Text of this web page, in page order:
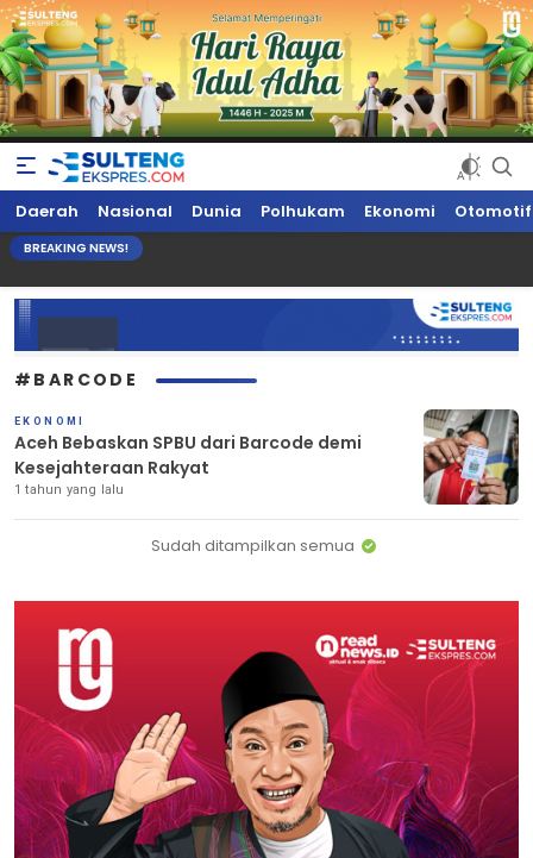
Sultengekspres.com
Berita Seputar Sulteng Hari Ini, Update Terkini, Suaranya Rakyat
Sulteng
Daerah Nasional Dunia Polhukam Ekonomi Otomotif
BREAKING NEWS!
#BARCODE
EKONOMI
Aceh Bebaskan SPBU dari Barcode demi
Kesejahteraan Rakyat
1 tahun yang lalu
Sudah ditampilkan semua